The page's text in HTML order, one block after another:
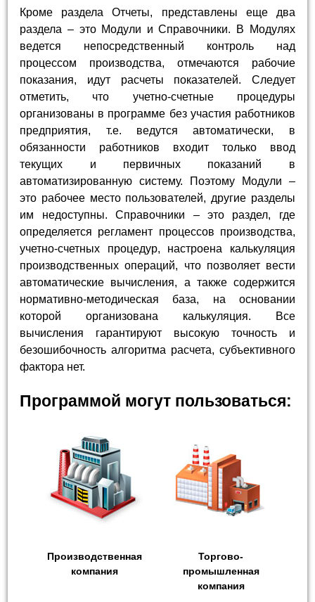
Кроме раздела Отчеты, представлены еще два
раздела – это Модули и Справочники. В Модулях
ведется непосредственный контроль над
процессом производства, отмечаются рабочие
показания, идут расчеты показателей. Следует
отметить, что учетно-счетные процедуры
организованы в программе без участия работников
предприятия, т.е. ведутся автоматически, в
обязанности работников входит только ввод
текущих и первичных показаний в
автоматизированную систему. Поэтому Модули –
это рабочее место пользователей, другие разделы
им недоступны. Справочники – это раздел, где
определяется регламент процессов производства,
учетно-счетных процедур, настроена калькуляция
производственных операций, что позволяет вести
автоматические вычисления, а также содержится
нормативно-методическая база, на основании
которой организована калькуляция. Все
вычисления гарантируют высокую точность и
безошибочность алгоритма расчета, субъективного
фактора нет.
Программой могут пользоваться:
Производственная
компания
Торгово-
промышленная
компания